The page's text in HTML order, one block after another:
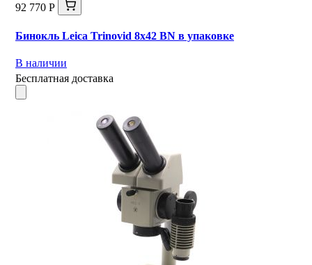
92 770 Р
Бинокль Leica Trinovid 8x42 BN в упаковке
В наличии
Бесплатная доставка